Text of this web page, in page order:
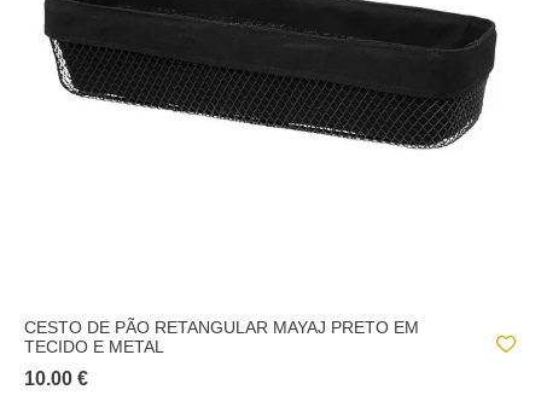
CESTO DE PÃO RETANGULAR MAYAJ PRETO EM
TECIDO E METAL
10.00 €